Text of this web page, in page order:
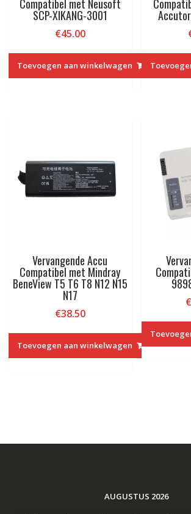
Compatibel met Neusoft
SCP-XIKANG-3001
€45.00
Toevoegen aan winkelwagen
Vervangende Accu
Compatibel met Mindray
BeneView T5 T6 T8 N12 N15
N17
€38.50
Toevoegen aan winkelwagen
€
AUGUSTUS 2026